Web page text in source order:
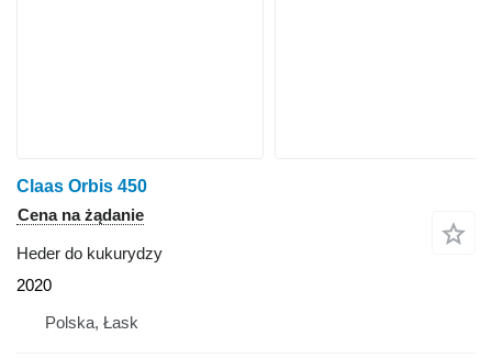
Claas Orbis 450
Cena na żądanie
Heder do kukurydzy
2020
Polska, Łask